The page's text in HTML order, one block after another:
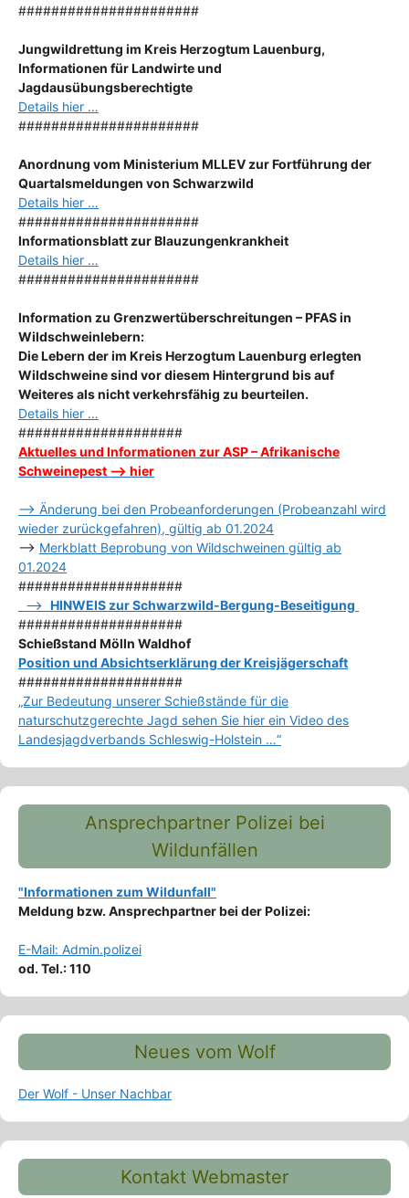
######################
Jungwildrettung im Kreis Herzogtum Lauenburg,
Informationen für Landwirte und
Jagdausübungsberechtigte
Details hier …
######################
Anordnung vom Ministerium MLLEV zur Fortführung der
Quartalsmeldungen von Schwarzwild
Details hier …
######################
Informationsblatt zur Blauzungenkrankheit
Details hier …
######################
Information zu Grenzwertüberschreitungen – PFAS in
Wildschweinlebern:
Die Lebern der im Kreis Herzogtum Lauenburg erlegten
Wildschweine sind vor diesem Hintergrund bis auf
Weiteres als nicht verkehrsfähig zu beurteilen.
Details hier …
####################
Aktuelles und Informationen zur ASP – Afrikanische
Schweinepest –> hier
–> Änderung bei den Probeanforderungen (Probeanzahl wird
wieder zurückgefahren), gültig ab 01.2024
–> Merkblatt Beprobung von Wildschweinen gültig ab
01.2024
####################
–> HINWEIS zur Schwarzwild-Bergung-Beseitigung
####################
Schießstand Mölln Waldhof
Position und Absichtserklärung der Kreisjägerschaft
####################
„Zur Bedeutung unserer Schießstände für die
naturschutzgerechte Jagd sehen Sie hier ein Video des
Landesjagdverbands Schleswig-Holstein …“
Ansprechpartner Polizei bei
Wildunfällen
"Informationen zum Wildunfall"
Meldung bzw. Ansprechpartner bei der Polizei:
E-Mail: Admin.polizei
od. Tel.: 110
Neues vom Wolf
Der Wolf - Unser Nachbar
Kontakt Webmaster